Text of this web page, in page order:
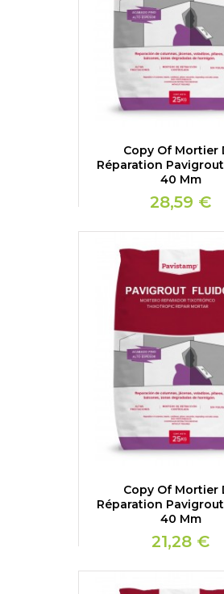
Copy Of Mortier
Réparation
40 Mm
28,59 €
Copy Of Mortier
Réparation
40 Mm
21,28 €